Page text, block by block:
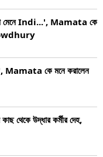
মেনে Indi...', Mamata কে
Mamata কে মনে করালেন
থেকে উদ্ধার কর্মীর দেহ,